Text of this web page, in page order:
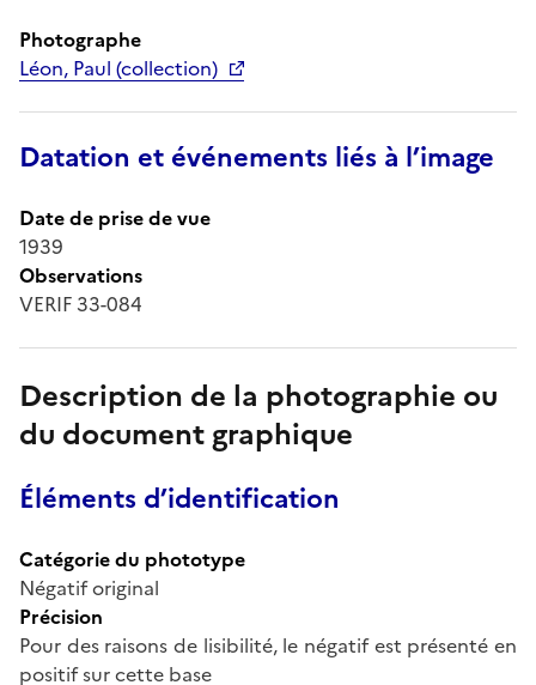
Photographe
Léon, Paul (collection)
Datation et événements liés à l’image
Date de prise de vue
1939
Observations
VERIF 33-084
Description de la photographie ou
du document graphique
Éléments d’identification
Catégorie du phototype
Négatif original
Précision
Pour des raisons de lisibilité, le négatif est présenté en
positif sur cette base